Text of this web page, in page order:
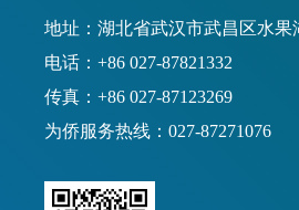
地址：湖北省武汉市武昌区水果
电话：+86 027-87821332
传真：+86 027-87123269
为侨服务热线：027-87271076